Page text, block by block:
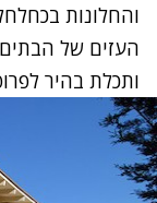
והחלונות
העזים של הבתים
ותכלת בהיר